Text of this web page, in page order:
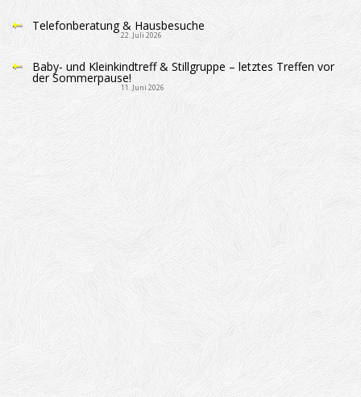
Telefonberatung & Hausbesuche
22. Juli 2026
Baby- und Kleinkindtreff & Stillgruppe – letztes Treffen vor
der Sommerpause!
11. Juni 2026